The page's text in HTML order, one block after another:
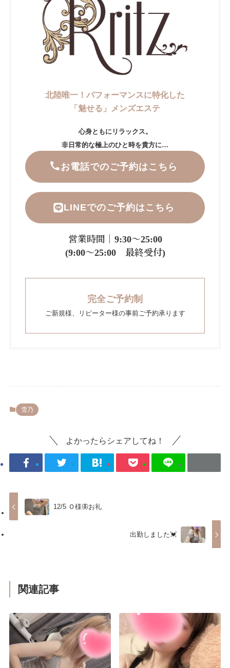
北陸唯一！パフォーマンスに特化した
「魅せる」メンズエステ
心身ともにリラックス。
非日常的な極上のひと時を貴方に…
お電話でのご予約はこちら
LINEでのご予約はこちら
営業時間｜9:30～25:00
(9:00～25:00 最終受付)
完全ご予約制
ご新規様、リピーター様の事前ご予約承ります
雪乃
よかったらシェアしてね！
12/5 Ｏ様🦋お礼
出勤しました💓
関連記事